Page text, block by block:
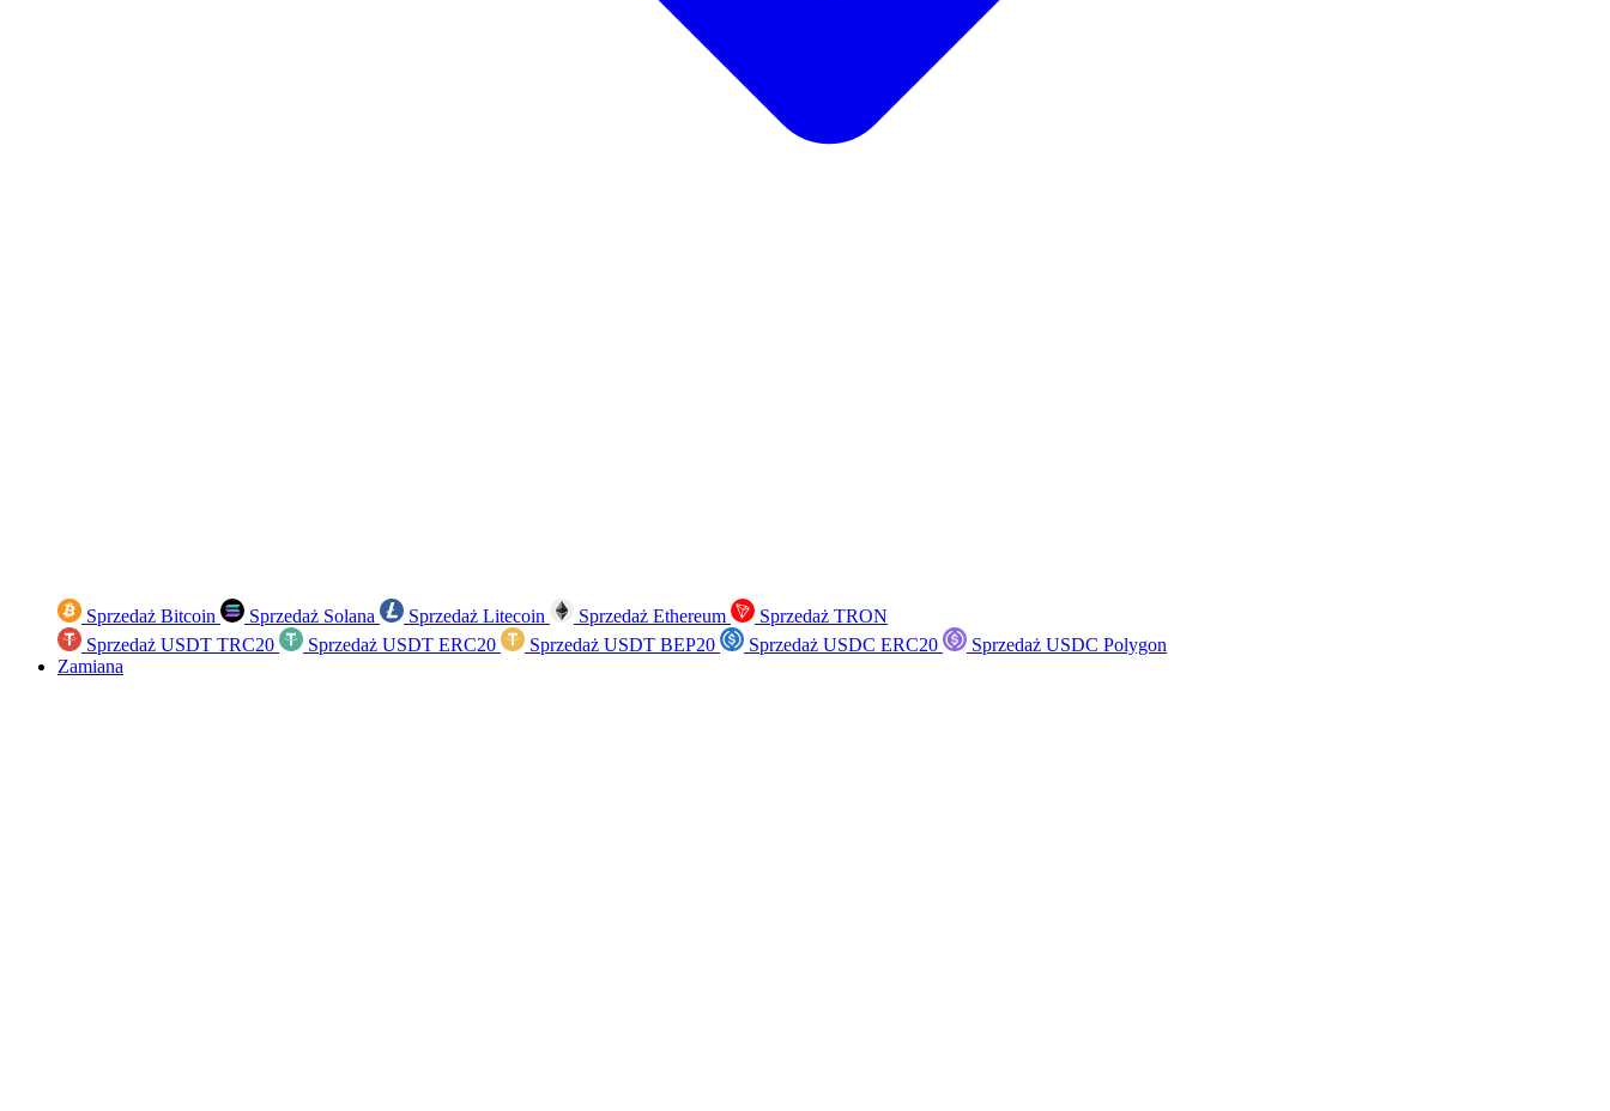
Sprzedaż Bitcoin Sprzedaż Solana Sprzedaż Litecoin Sprzedaż Ethereum
Sprzedaż TRON
Sprzedaż USDT TRC20
Sprzedaż USDT ERC20 Sprzedaż USDT BEP20 Sprzedaż USDC ERC20
Sprzedaż USDC Polygon
Zamiana